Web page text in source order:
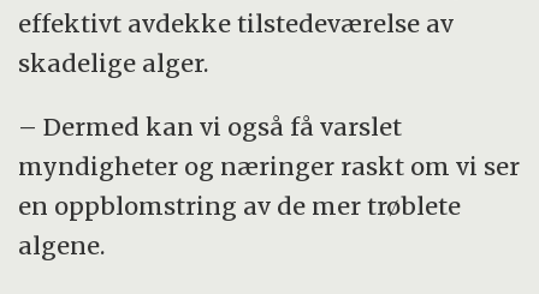
effektivt avdekke tilstedeværelse av
skadelige alger.
– Dermed kan vi også få varslet
myndigheter og næringer raskt om vi ser
en oppblomstring av de mer trøblete
algene.